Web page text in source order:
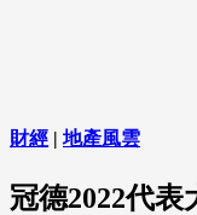
財經 | 地產風雲
冠德2022代